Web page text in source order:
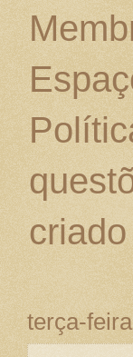
terça-